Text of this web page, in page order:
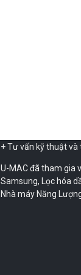
Sau hơn 10 năm
+ Sửa chữa và bảo
+ Tư vấn an toàn
+ Tư vấn kỹ thuật
U-MAC đã tham gia
Samsung, Lọc hóa
Nhà máy Năng